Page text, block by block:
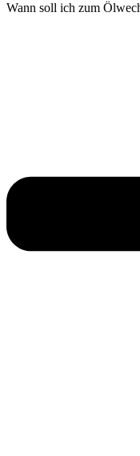
Wann soll ich zum